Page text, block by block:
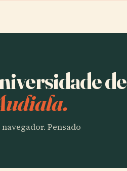
de
Pensado